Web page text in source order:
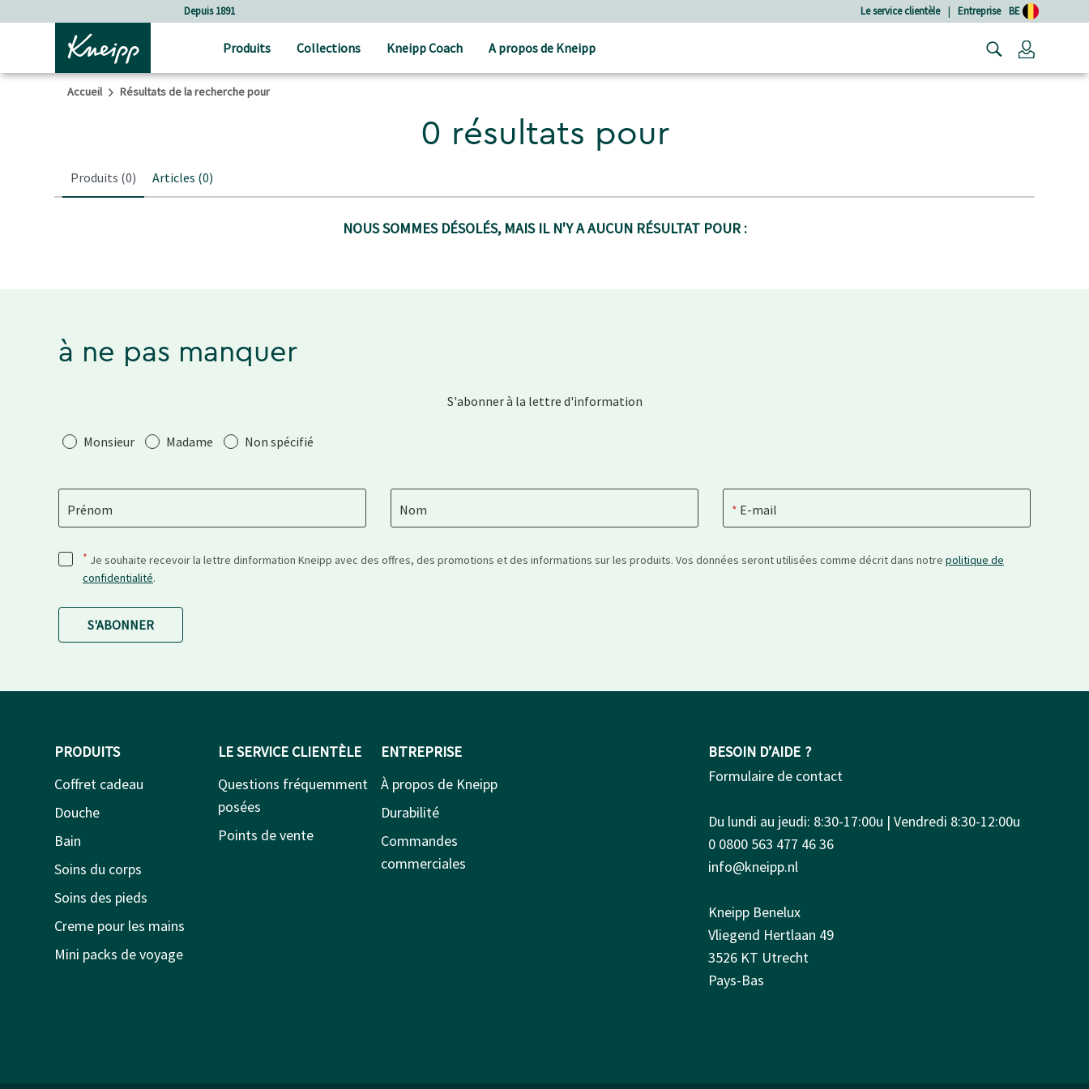
Sauter au contenu du pied de pageDepuis 1891 Le service clientèle | Entreprise BE
Produits Collections Kneipp Coach A propos de Kneipp
Accueil Résultats de la recherche pour
0 résultats pour
Produits (0) Articles (0)
NOUS SOMMES DÉSOLÉS, MAIS IL N'Y A AUCUN RÉSULTAT POUR :
à ne pas manquer
S'abonner à la lettre d'information
Salutation
Monsieur Madame Non spécifié
Prénom Nom E-mail
* Je souhaite recevoir la lettre dinformation Kneipp avec des offres, des promotions et des informations sur les produits. Vos données seront utilisées comme décrit dans notre politique de
confidentialité.
S'ABONNER
PRODUITS
Coffret cadeau
Douche
Bain
Soins du corps
Soins des pieds
Creme pour les mains
Mini packs de voyage
LE SERVICE CLIENTÈLE
Questions fréquemment
posées
Points de vente
ENTREPRISE
À propos de Kneipp
Durabilité
Commandes
commerciales
BESOIN D’AIDE ?
Formulaire de contact
Du lundi au jeudi: 8:30-17:00u | Vendredi 8:30-12:00u
0 0800 563 477 46 36
info@kneipp.nl
Kneipp Benelux
Vliegend Hertlaan 49
3526 KT Utrecht
Pays-Bas